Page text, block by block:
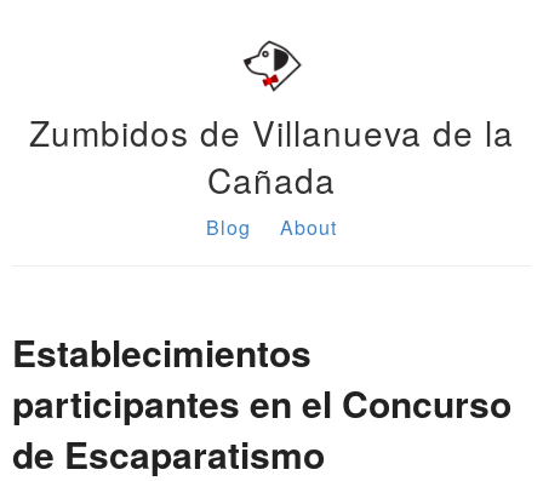
Zumbidos de Villanueva de la
Cañada
Blog About
Establecimientos
participantes en el Concurso
de Escaparatismo